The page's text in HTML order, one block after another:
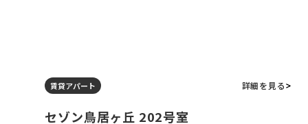
賃貸アパート 詳細を見る
セゾン鳥居ヶ丘 202号室